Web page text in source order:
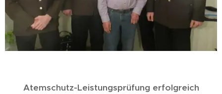
Atemschutz-Leistungsprüfung erfolgreich